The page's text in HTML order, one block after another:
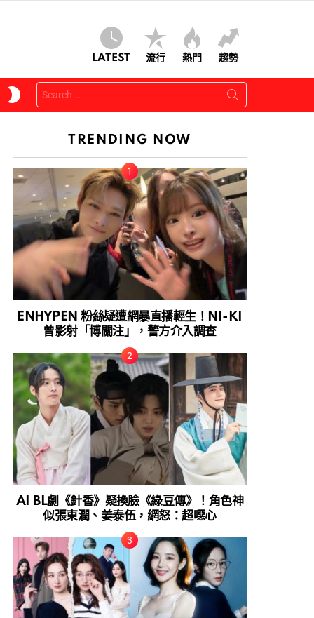
LATEST 流行 熱門 趨勢
SKIN
Search
for:
TRENDING NOW
ENHYPEN 粉絲疑遭網暴直播輕生！NI-KI
曾影射「博關注」，警方介入調查
AI BL劇《針香》疑換臉《綠豆傳》！角色神
似張東潤、姜泰伍，網怒：超噁心